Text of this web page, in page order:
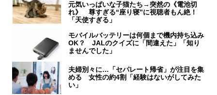
元気いっぱいな子猫たち→突然の《電池切
れ》 尊すぎる“座り寝”に視聴者もん絶！
「天使すぎる」
モバイルバッテリーは何個まで機内持ち込み
OK？ JALのクイズに「間違えた」「知り
ませんでした」
夫婦別々に…「セパレート帰省」が注目を集
める 女性の約4割「経験はないがしてみた
い」